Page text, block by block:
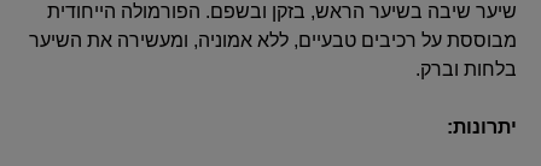
שיער שיבה בשיער הראש, בזקן ובשפם. הפורמולה הייחודית
מבוססת על רכיבים טבעיים, ללא אמוניה, ומעשירה את השיער
בלחות וברק.
יתרונות: